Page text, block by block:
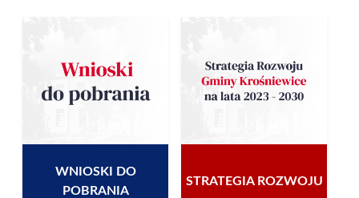
WNIOSKI DO
POBRANIA
STRATEGIA ROZWOJU